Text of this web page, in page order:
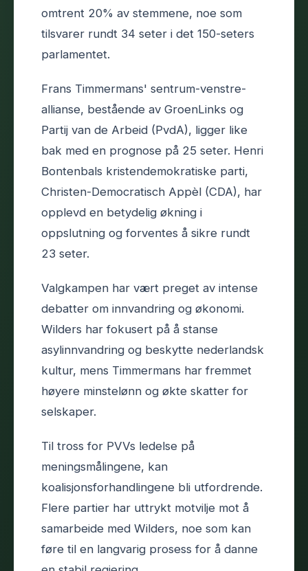
omtrent 20% av stemmene, noe som
tilsvarer rundt 34 seter i det 150-seters
parlamentet.
Frans Timmermans' sentrum-venstre-
allianse, bestående av GroenLinks og
Partij van de Arbeid (PvdA), ligger like
bak med en prognose på 25 seter. Henri
Bontenbals kristendemokratiske parti,
Christen-Democratisch Appèl (CDA), har
opplevd en betydelig økning i
oppslutning og forventes å sikre rundt
23 seter.
Valgkampen har vært preget av intense
debatter om innvandring og økonomi.
Wilders har fokusert på å stanse
asylinnvandring og beskytte nederlandsk
kultur, mens Timmermans har fremmet
høyere minstelønn og økte skatter for
selskaper.
Til tross for PVVs ledelse på
meningsmålingene, kan
koalisjonsforhandlingene bli utfordrende.
Flere partier har uttrykt motvilje mot å
samarbeide med Wilders, noe som kan
føre til en langvarig prosess for å danne